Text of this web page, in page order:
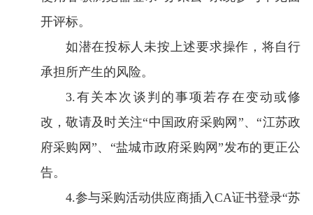
开评标。
如潜在投标人未按上述要求操作，将自行
承担所产生的风险。
3.有关本次谈判的事项若存在变动或修
改，敬请及时关注“中国政府采购网”、“江苏政
府采购网”、“盐城市政府采购网”发布的更正公
告。
4.参与采购活动供应商插入CA证书登录“苏